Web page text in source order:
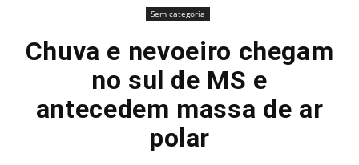
Sem categoria
Chuva e nevoeiro chegam
no sul de MS e
antecedem massa de ar
polar